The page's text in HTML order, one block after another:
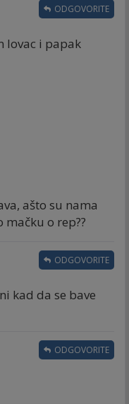
lovac i papak
ODGOVORITE
ašto su nama
o rep??
kad da se bave
ODGOVORITE
ODGOVORITE